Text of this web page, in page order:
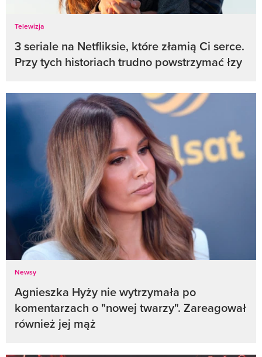
Telewizja
3 seriale na Netfliksie, które złamią Ci serce.
Przy tych historiach trudno powstrzymać łzy
Newsy
Agnieszka Hyży nie wytrzymała po
komentarzach o "nowej twarzy". Zareagował
również jej mąż